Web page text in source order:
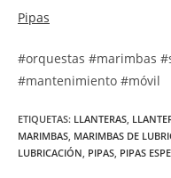
Pipas
#orquestas #marimbas
#mantenimiento #móvil
ETIQUETAS: LLANTERAS
MARIMBAS MARIMBAS DE
LUBRICACIÓN PIPAS PIPAS